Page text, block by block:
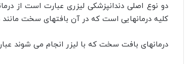
دو نوع اصلی دندانپزشکی لیزری عبارت است از
کلیه درمانهایی است که در آن بافتهای سخت مانند
درمانهای بافت سخت که با لیزر انجام می شوند